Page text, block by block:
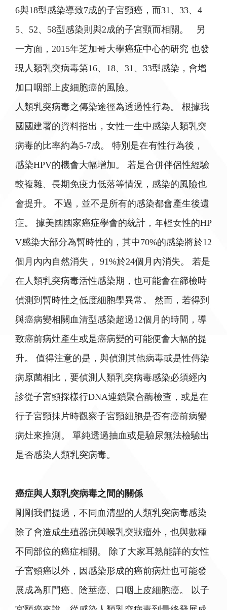
6與18型感染導致7成的子宮頸癌，而31、33、4
5、52、58型感染則與2成的子宮頸而相關。 另
一方面，2015年芝加哥大學癌症中心的研究 也發
現人類乳突病毒第16、18、31、33型感染，會增
加口咽部上皮細胞癌的風險。
人類乳突病毒之傳染途徑為透過性行為。 根據我
國國建署的資料指出，女性一生中感染人類乳突
病毒的比率約為5-7成。 特別是在有性行為後，
感染HPV的機會大幅增加。 若是合併伴侶性經驗
較複雜、長期免疫力低落等情況，感染的風險也
會提升。 不過，並不是所有的感染都會產生後遺
症。 據美國國家癌症學會的統計，年輕女性的HP
V感染大部分為暫時性的，其中70%的感染將於12
個月內內自然消失， 91%於24個月內消失。 若是
在人類乳突病毒活性感染期，也可能會在篩檢時
偵測到暫時性之低度細胞學異常。 然而，若得到
與癌病變相關血清型感染超過12個月的時間，導
致癌前病灶產生或是癌病變的可能便會大幅的提
升。 值得注意的是，與偵測其他病毒或是性傳染
病原菌相比，要偵測人類乳突病毒感染必須經內
診從子宮頸採樣行DNA連鎖聚合酶檢查，或是在
行子宮頸抹片時觀察子宮頸細胞是否有癌前病變
病灶來推測。 單純透過抽血或是驗尿無法檢驗出
是否感染人類乳突病毒。
癌症與人類乳突病毒之間的關係
剛剛我們提過，不同血清型的人類乳突病毒感染
除了會造成生殖器疣與喉乳突狀瘤外，也與數種
不同部位的癌症相關。 除了大家耳熟能詳的女性
子宮頸癌以外，因感染形成的癌前病灶也可能發
展成為肛門癌、陰莖癌、口咽上皮細胞癌。 以子